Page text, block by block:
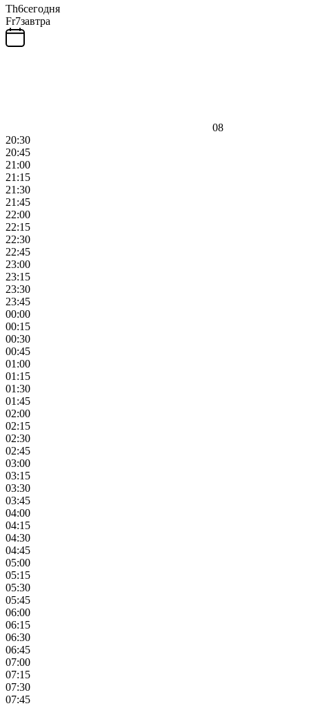
Th6сегодня
Fr7завтра
08
20:30
20:45
21:00
21:15
21:30
21:45
22:00
22:15
22:30
22:45
23:00
23:15
23:30
23:45
00:00
00:15
00:30
00:45
01:00
01:15
01:30
01:45
02:00
02:15
02:30
02:45
03:00
03:15
03:30
03:45
04:00
04:15
04:30
04:45
05:00
05:15
05:30
05:45
06:00
06:15
06:30
06:45
07:00
07:15
07:30
07:45